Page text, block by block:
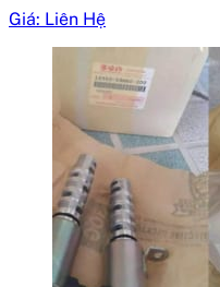
Giá: Liên Hệ